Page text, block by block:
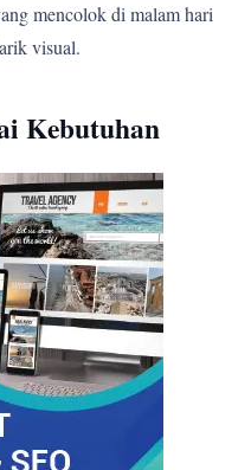
mencolok di malam hari
visual.
Kebutuhan